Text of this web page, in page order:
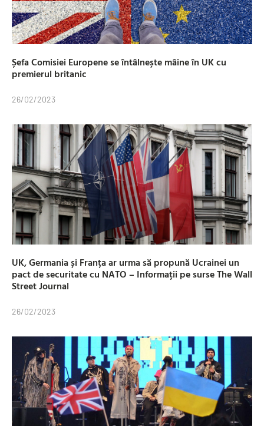
Șefa Comisiei Europene se întâlnește mâine în UK cu
premierul britanic
26/02/2023
UK, Germania și Franța ar urma să propună Ucrainei un
pact de securitate cu NATO – Informații pe surse The Wall
Street Journal
26/02/2023